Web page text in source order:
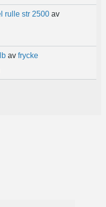
rulle str 2500 av
av frycke